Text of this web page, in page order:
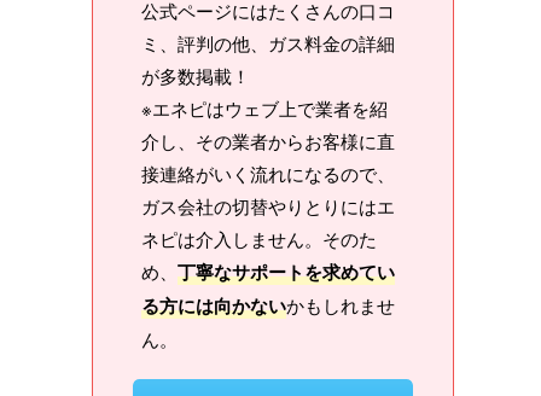
公式ページにはたくさんの口コ
ミ、評判の他、ガス料金の詳細
が多数掲載！
※エネピはウェブ上で業者を紹
介し、その業者からお客様に直
接連絡がいく流れになるので、
ガス会社の切替やりとりにはエ
ネピは介入しません。そのた
め、 丁寧なサポートを求めてい
る方には向かないかもしれませ
ん。